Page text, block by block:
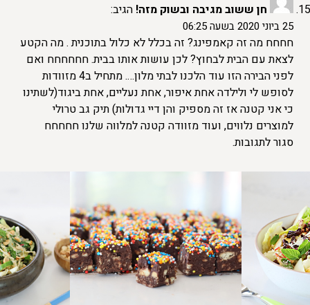
חן ששוב מגיבה ובשוק מזה! הגיב:
25 ביוני 2020 בשעה 06:25
חחחח מה זה קאמפינג? זה בכלל לא כלול בתוכנית . מה הקטע
לצאת עם הבית לבחוץ? לכן עושות אותו בבית. חחחחחח ואם
לפני הבירה הזו עוד הלכנו לבתי מלון…. מתחיל ב4 מזוודות
לסופש לי ולילדה אחת איפור, אחת נעליים, אחת ביגוד(לשתינו
כי אני קטנה אז זה מספיק והן דיי גדולות) תיק גב טרולי
למוצרים נלווים, ועוד מזוודה קטנה למלווה שלנו חחחחח
סגור לתגובות.